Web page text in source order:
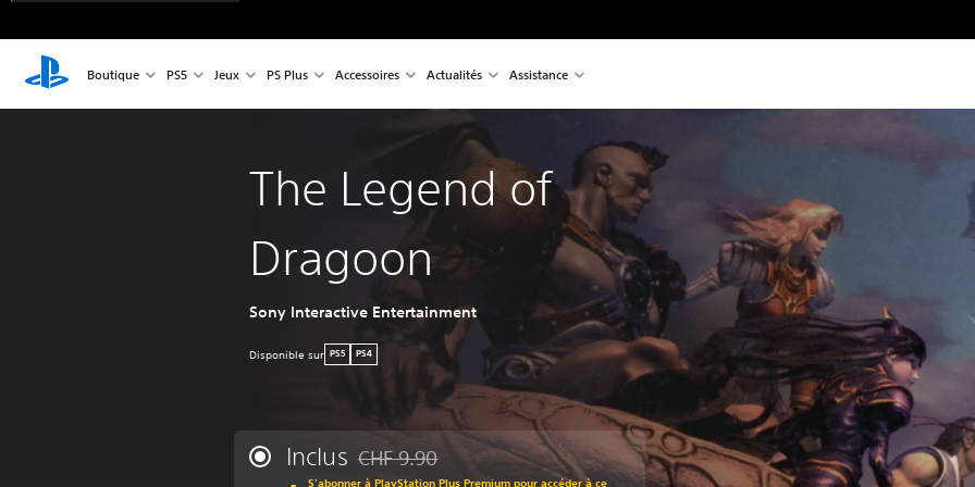
Boutique PS5 Jeux PS Plus Accessoires Actualités Assistance
The Legend of
Dragoon
Sony Interactive Entertainment
Disponible sur PS5 PS4
Inclus Remise par rapport au prix d'origine de CHF 9.90
CHF 9.90
S'abonner à PlayStation Plus Premium pour accéder à ce